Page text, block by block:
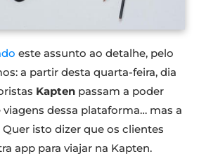
este assunto ao detalhe, pelo
a partir desta quarta-feira, dia
Kapten passam a poder
dessa plataforma… mas a
Quer isto dizer que os clientes
app para viajar na Kapten.